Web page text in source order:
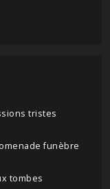
tristes
funèbre
tombes